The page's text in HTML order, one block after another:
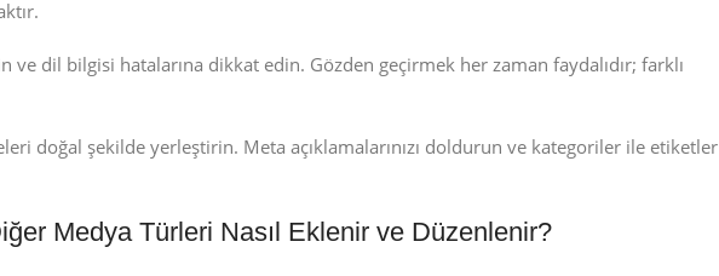
ve dil bilgisi hatalarına dikkat edin. Gözden geçirmek her zaman faydalıdır; farklı
doğal şekilde yerleştirin. Meta açıklamalarınızı doldurun ve kategoriler ile etiketler
Medya Türleri Nasıl Eklenir ve Düzenlenir?